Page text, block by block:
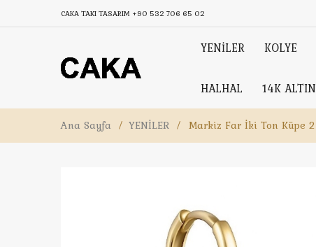
CAKA TAKI TASARIM +90 532 706 65 02
YENİLER KOLYE
HALHAL 14K ALTIN
Ana Sayfa / YENİLER / Markiz Far İki Ton Küpe 2